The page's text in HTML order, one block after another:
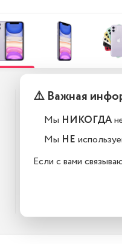
Телефоны новые
восстановленные?
Все телефоны в
полностью
стандартной
⚠️ Важная
Мы НИКОГДА
Мы НЕ
Если с вами